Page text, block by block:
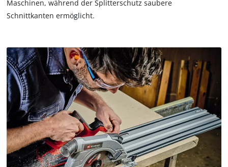
Maschinen, während der Splitterschutz saubere
Schnittkanten ermöglicht.